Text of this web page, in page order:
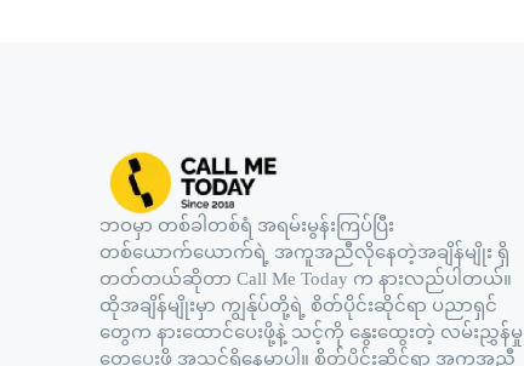
ဘဝမှာ တစ်ခါတစ်ရံ အရမ်းမွန်းကြပ်ပြီး
တစ်ယောက်ယောက်ရဲ့ အကူအညီလိုနေတဲ့အချိန်မျိုး ရှိ
တတ်တယ်ဆိုတာ Call Me Today က နားလည်ပါတယ်။
ထိုအချိန်မျိုးမှာ ကျွန်ုပ်တို့ရဲ့ စိတ်ပိုင်းဆိုင်ရာ ပညာရှင်
တွေက နားထောင်ပေးဖို့နဲ့ သင့်ကို နွေးထွေးတဲ့ လမ်းညွှန်မှု